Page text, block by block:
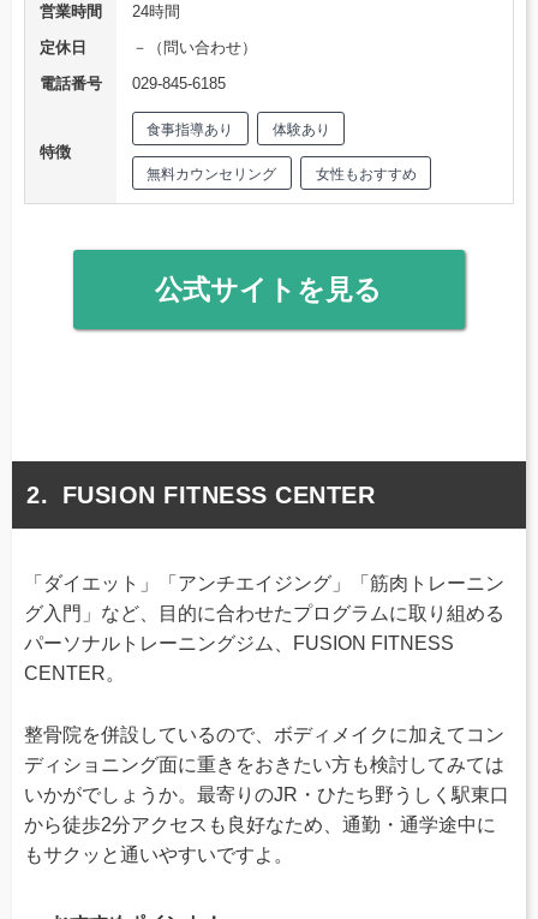
営業時間
24時間
定休日
－（問い合わせ）
電話番号
029-845-6185
特徴
食事指導あり 体験あり
無料カウンセリング 女性もおすすめ
公式サイトを見る
FUSION FITNESS CENTER
「ダイエット」「アンチエイジング」「筋肉トレーニン
グ入門」など、目的に合わせたプログラムに取り組める
パーソナルトレーニングジム、FUSION FITNESS
CENTER。
整骨院を併設しているので、ボディメイクに加えてコン
ディショニング面に重きをおきたい方も検討してみては
いかがでしょうか。最寄りのJR・ひたち野うしく駅東口
から徒歩2分アクセスも良好なため、通勤・通学途中に
もサクッと通いやすいですよ。